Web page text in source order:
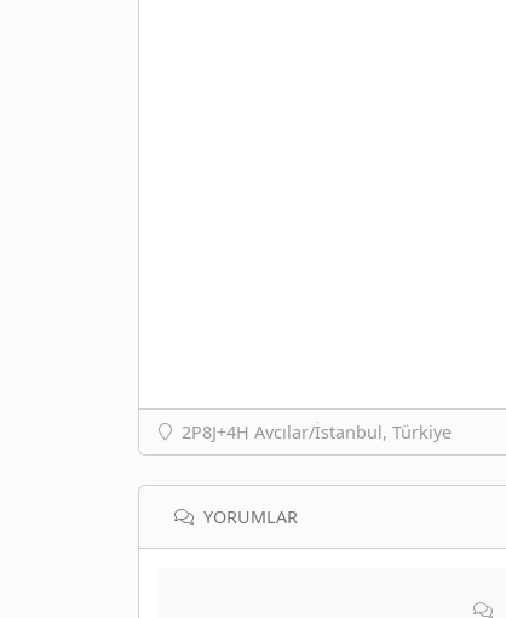
2P8J+4H Avcılar/İstanbul, Türkiye
YORUMLAR